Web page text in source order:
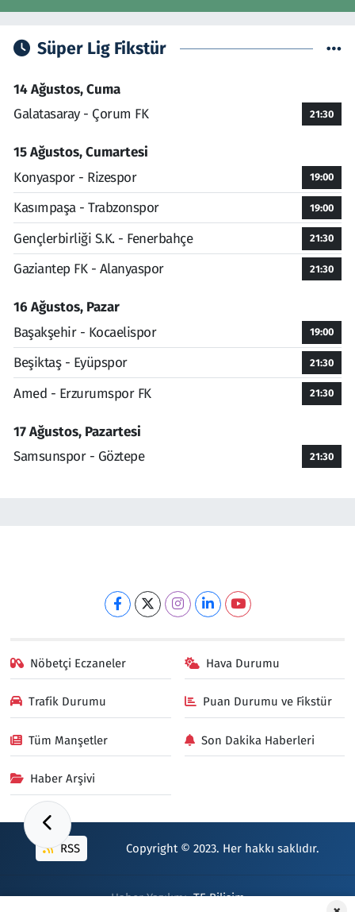
Süper Lig Fikstür
14 Ağustos, Cuma
Galatasaray - Çorum FK
21:30
15 Ağustos, Cumartesi
Konyaspor - Rizespor
19:00
Kasımpaşa - Trabzonspor 19:00
Gençlerbirliği S.K. - Fenerbahçe 21:30
Gaziantep FK - Alanyaspor 21:30
16 Ağustos, Pazar
Başakşehir - Kocaelispor
19:00
Beşiktaş - Eyüpspor 21:30
Amed - Erzurumspor FK 21:30
17 Ağustos, Pazartesi
Samsunspor - Göztepe
21:30
Nöbetçi Eczaneler Hava Durumu
Trafik Durumu Puan Durumu ve Fikstür
Tüm Manşetler Son Dakika Haberleri
Haber Arşivi
RSS Copyright © 2023. Her hakkı saklıdır.
Haber Yazılımı:TE Bilişim